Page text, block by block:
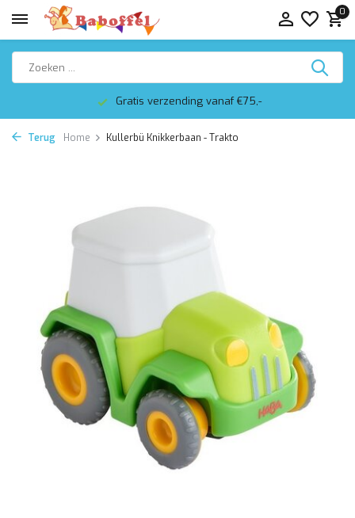
0
Gratis verzending vanaf €75,-
Terug Home Kullerbü Knikkerbaan - Trakto